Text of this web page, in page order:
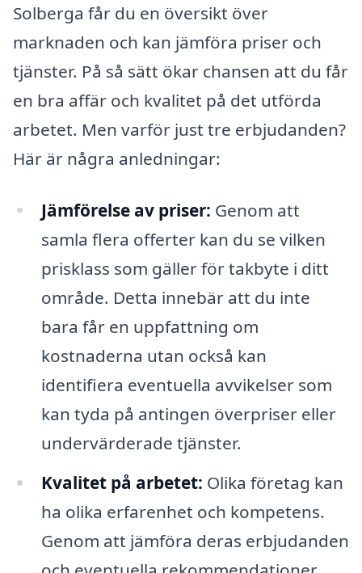
Solberga får du en översikt över
marknaden och kan jämföra priser och
tjänster. På så sätt ökar chansen att du får
en bra affär och kvalitet på det utförda
arbetet. Men varför just tre erbjudanden?
Här är några anledningar:
Jämförelse av priser: Genom att
samla flera offerter kan du se vilken
prisklass som gäller för takbyte i ditt
område. Detta innebär att du inte
bara får en uppfattning om
kostnaderna utan också kan
identifiera eventuella avvikelser som
kan tyda på antingen överpriser eller
undervärderade tjänster.
Kvalitet på arbetet: Olika företag kan
ha olika erfarenhet och kompetens.
Genom att jämföra deras erbjudanden